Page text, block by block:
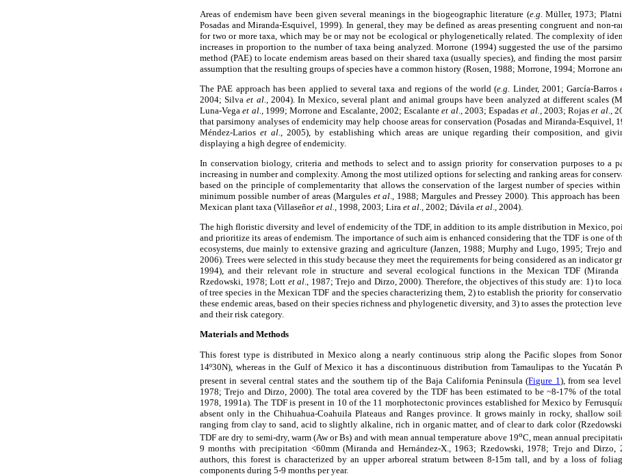
Areas of endemism have been given several meanings in the biogeographic literature (e.g . Müller, 1973;
Posadas and Miranda-Esquivel, 1999). In general, they may be defined as areas presenting congruent and non-
for two or more taxa, which may be or may not be ecological or phylogenetically related. The complexity of
increases in proportion to the number of taxa being analyzed. Morrone (1994) suggested the use of the
method (PAE) to locate endemism areas based on their shared taxa (usually species), and finding the most
assumption that the resulting groups of species have a common history (Rosen, 1988; Morrone, 1994; Morrone
The PAE approach has been applied to several taxa and regions of the world (e.g . Linder, 2001; García-Barros
2004; Silvaet al. , 2004). In Mexico, several plant and animal groups have been analyzed at different scales
Luna-Vegaet al., 1999; Morrone and Escalante, 2002; Escalanteet al., 2003; Espadaset al., 2003; Rojaset al.,
that parsimony analyses of endemicity may help choose areas for conservation (Posadas and Miranda-Esquivel,
Méndez-Larioset al ., 2005), by establishing which areas are unique regarding their composition, and
displaying a high degree of endemicity.
In conservation biology, criteria and methods to select and to assign priority for conservation purposes to a
increasing in number and complexity. Among the most utilized options for selecting and ranking areas for
based on the principle of complementarity that allows the conservation of the largest number of species
minimum possible number of areas (Margules et al., 1988; Margules and Pressey 2000). This approach has
Mexican plant taxa (Villaseñoret al., 1998, 2003; Lira et al., 2002; Dávila et al., 2004).
The high floristic diversity and level of endemicity of the TDF, in addition to its ample distribution in Mexico,
and prioritize its areas of endemism. The importance of such aim is enhanced considering that the TDF is one of
ecosystems, due mainly to extensive grazing and agriculture (Janzen, 1988; Murphy and Lugo, 1995; Trejo
2006). Trees were selected in this study because they meet the requirements for being considered as an indicator
1994), and their relevant role in structure and several ecological functions in the Mexican TDF (Miranda
Rzedowski, 1978; Lott et al., 1987; Trejo and Dirzo, 2000). Therefore, the objectives of this study are: 1) to
of tree species in the Mexican TDF and the species characterizing them, 2) to establish the priority for
these endemic areas, based on their species richness and phylogenetic diversity, and 3) to asses the protection
and their risk category.
Materials and Methods
This forest type is distributed in Mexico along a nearly continuous strip along the Pacific slopes from
14º30N), whereas in the Gulf of Mexico it has a discontinuous distribution from Tamaulipas to the Yucatán
present in several central states and the southern tip of the Baja California Peninsula (Figure 1 ), from sea
1978; Trejo and Dirzo, 2000). The total area covered by the TDF has been estimated to be~8-17% of the total
1978, 1991a). The TDF is present in 10 of the 11 morphotectonic provinces established for Mexico by
absent only in the Chihuahua-Coahuila Plateaus and Ranges province. It grows mainly in rocky, shallow
ranging from clay to sand, acid to slightly alkaline, rich in organic matter, and of clear to dark color
TDF are dry to semi-dry, warm (Aw or Bs) and with mean annual temperature above 19oC, mean annual
9 months with precipitation <60mm (Miranda and Hernández-X., 1963; Rzedowski, 1978; Trejo and Dirzo,
authors, this forest is characterized by an upper arboreal stratum between 8-15m tall, and by a loss of
components during 5-9 months per year.